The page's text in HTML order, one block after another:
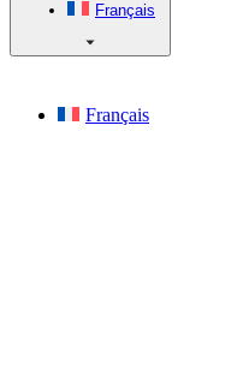
Français
Français